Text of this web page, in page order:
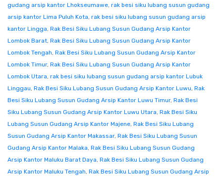
gudang arsip kantor Lhokseumawe, rak besi siku lubang susun gudang
arsip kantor Lima Puluh Kota, rak besi siku lubang susun gudang arsip
kantor Lingga, Rak Besi Siku Lubang Susun Gudang Arsip Kantor
Lombok Barat, Rak Besi Siku Lubang Susun Gudang Arsip Kantor
Lombok Tengah, Rak Besi Siku Lubang Susun Gudang Arsip Kantor
Lombok Timur, Rak Besi Siku Lubang Susun Gudang Arsip Kantor
Lombok Utara, rak besi siku lubang susun gudang arsip kantor Lubuk
Linggau, Rak Besi Siku Lubang Susun Gudang Arsip Kantor Luwu, Rak
Besi Siku Lubang Susun Gudang Arsip Kantor Luwu Timur, Rak Besi
Siku Lubang Susun Gudang Arsip Kantor Luwu Utara, Rak Besi Siku
Lubang Susun Gudang Arsip Kantor Majene, Rak Besi Siku Lubang
Susun Gudang Arsip Kantor Makassar, Rak Besi Siku Lubang Susun
Gudang Arsip Kantor Malaka, Rak Besi Siku Lubang Susun Gudang
Arsip Kantor Maluku Barat Daya, Rak Besi Siku Lubang Susun Gudang
Arsip Kantor Maluku Tengah, Rak Besi Siku Lubang Susun Gudang Arsip